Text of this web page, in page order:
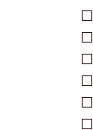
CLASSIC